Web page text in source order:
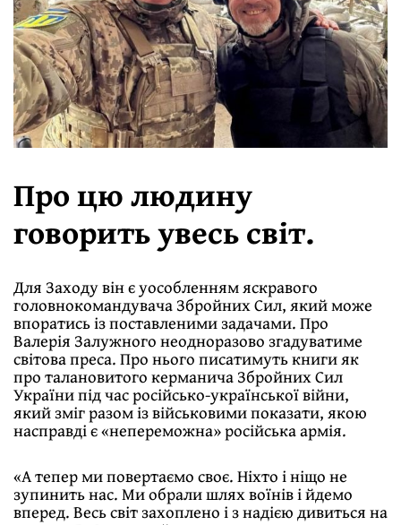
Про цю людину
говорить увесь світ.
Для Заходу він є уособленням яскравого
головнокомандувача Збройних Сил, який може
впоратись із поставленими задачами. Про
Валерія Залужного неодноразово згадуватиме
світова преса. Про нього писатимуть книги як
про талановитого керманича Збройних Сил
України під час російсько-української війни,
який зміг разом із військовими показати, якою
насправді є «непереможна» російська армія.
«А тепер ми повертаємо своє. Ніхто і ніщо не
зупинить нас. Ми обрали шлях воїнів і йдемо
вперед. Весь світ захоплено і з надією дивиться на